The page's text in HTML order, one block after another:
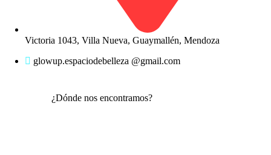
Victoria 1043, Villa Nueva, Guaymallén, Mendoza
glowup.espaciodebelleza @gmail.com
¿Dónde nos encontramos?